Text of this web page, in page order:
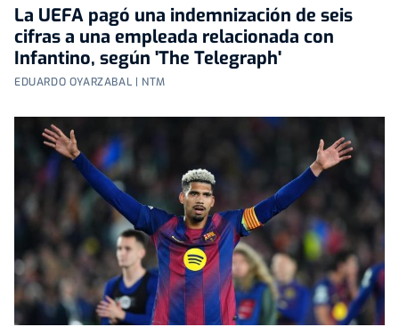
La UEFA pagó una indemnización de seis
cifras a una empleada relacionada con
Infantino, según 'The Telegraph'
EDUARDO OYARZABAL | NTM